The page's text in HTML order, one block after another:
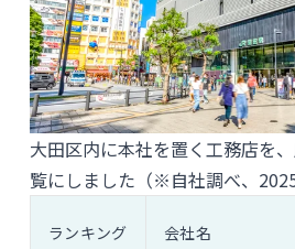
大田区内に本社を置く工務店を
覧にしました（※自社調べ、
ランキング 会社名